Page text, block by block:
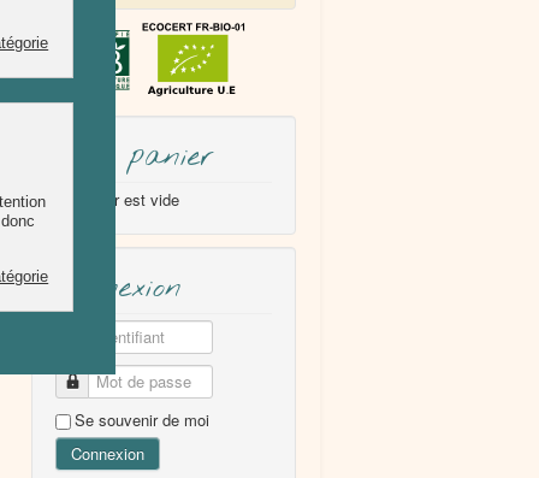
Mon panier
Le panier est vide
Connexion
Identifiant
Mot de passe
Se souvenir de moi
Connexion